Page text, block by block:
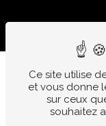
Ce site utilise
et vous donne
sur ceux
souhaitez